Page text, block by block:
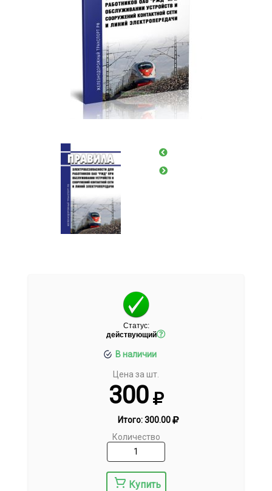
Статус:
действующий
В наличии
Цена за шт.
300
Итого:300.00
Количество
Купить